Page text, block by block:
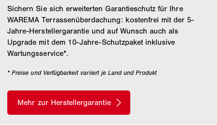
Sichern Sie sich erweiterten Garantieschutz für Ihre
WAREMA Terrassenüberdachung: kostenfrei mit der 5-
Jahre-Herstellergarantie und auf Wunsch auch als
Upgrade mit dem 10-Jahre-Schutzpaket inklusive
Wartungsservice*.
* Preise und Verfügbarkeit variiert je Land und Produkt